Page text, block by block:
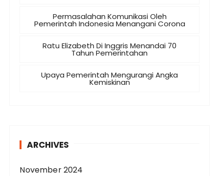
Permasalahan Komunikasi Oleh
Pemerintah Indonesia Menangani Corona
Ratu Elizabeth Di Inggris Menandai 70
Tahun Pemerintahan
Upaya Pemerintah Mengurangi Angka
Kemiskinan
ARCHIVES
November 2024